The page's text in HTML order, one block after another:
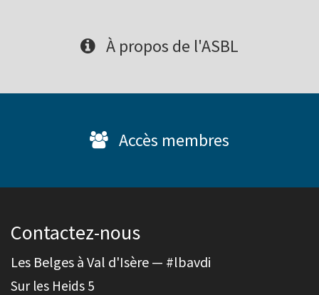
À propos de l'ASBL
Accès membres
Contactez-nous
Les Belges à Val d'Isère — #lbavdi
Sur les Heids 5